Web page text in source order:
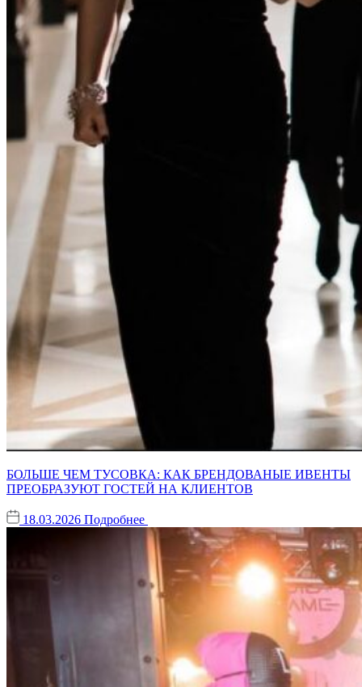
БОЛЬШЕ ЧЕМ ТУСОВКА: КАК БРЕНДОВАНЫЕ ИВЕНТЫ
ПРЕОБРАЗУЮТ ГОСТЕЙ НА КЛИЕНТОВ
18.03.2026 Подробнее